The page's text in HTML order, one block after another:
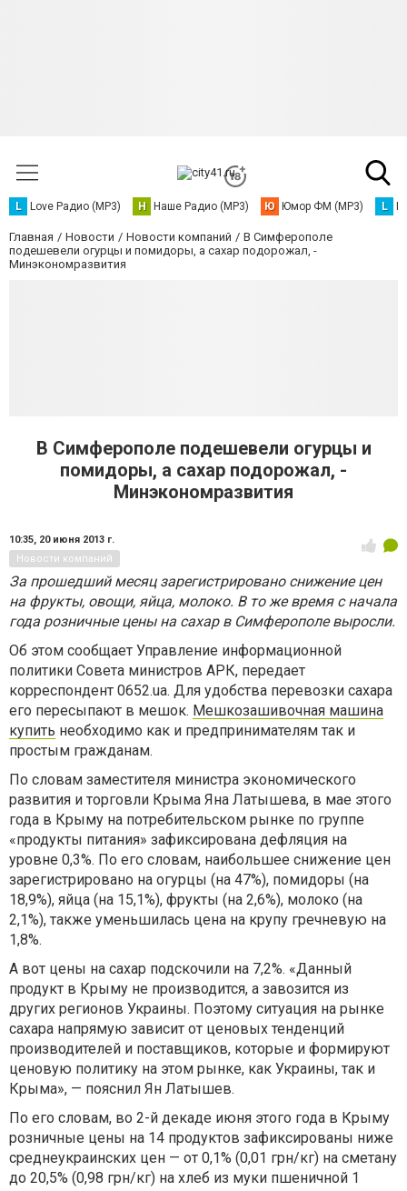
L Love Радио (MP3) Н Наше Радио (MP3) Ю Юмор ФМ (MP3) L
Главная Новости Новости компаний
В Симферополе
подешевели огурцы и помидоры, а сахар подорожал, -
Минэкономразвития
В Симферополе подешевели огурцы и
помидоры, а сахар подорожал, -
Минэкономразвития
10:35, 20 июня 2013 г.
Новости компаний
За прошедший месяц зарегистрировано снижение цен
на фрукты, овощи, яйца, молоко. В то же время с начала
года розничные цены на сахар в Симферополе выросли.
Об этом сообщает Управление информационной
политики Совета министров АРК, передает
корреспондент 0652.ua. Для удобства перевозки сахара
его пересыпают в мешок. Мешкозашивочная машина
купить необходимо как и предпринимателям так и
простым гражданам.
По словам заместителя министра экономического
развития и торговли Крыма Яна Латышева, в мае этого
года в Крыму на потребительском рынке по группе
«продукты питания» зафиксирована дефляция на
уровне 0,3%. По его словам, наибольшее снижение цен
зарегистрировано на огурцы (на 47%), помидоры (на
18,9%), яйца (на 15,1%), фрукты (на 2,6%), молоко (на
2,1%), также уменьшилась цена на крупу гречневую на
1,8%.
А вот цены на сахар подскочили на 7,2%. «Данный
продукт в Крыму не производится, а завозится из
других регионов Украины. Поэтому ситуация на рынке
сахара напрямую зависит от ценовых тенденций
производителей и поставщиков, которые и формируют
ценовую политику на этом рынке, как Украины, так и
Крыма», — пояснил Ян Латышев.
По его словам, во 2-й декаде июня этого года в Крыму
розничные цены на 14 продуктов зафиксированы ниже
среднеукраинских цен — от 0,1% (0,01 грн/кг) на сметану
до 20,5% (0,98 грн/кг) на хлеб из муки пшеничной 1